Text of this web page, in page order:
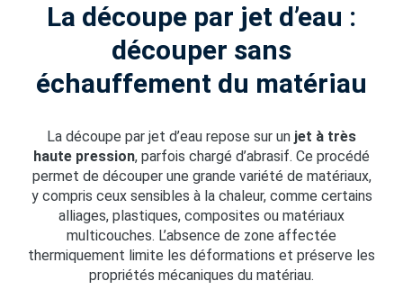
La découpe par jet d’eau :
découper sans
échauffement du matériau
La découpe par jet d’eau repose sur un jet à très
haute pression, parfois chargé d’abrasif. Ce procédé
permet de découper une grande variété de matériaux,
y compris ceux sensibles à la chaleur, comme certains
alliages, plastiques, composites ou matériaux
multicouches. L’absence de zone affectée
thermiquement limite les déformations et préserve les
propriétés mécaniques du matériau.